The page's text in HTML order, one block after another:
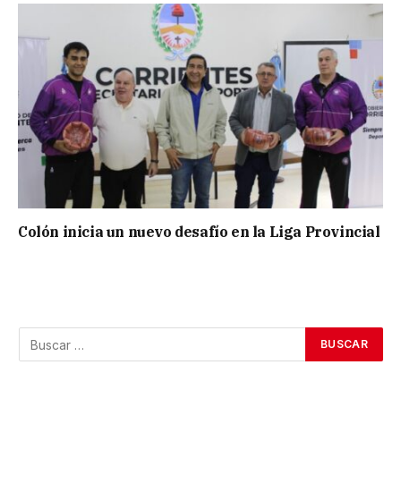
Colón inicia un nuevo desafío en la Liga Provincial